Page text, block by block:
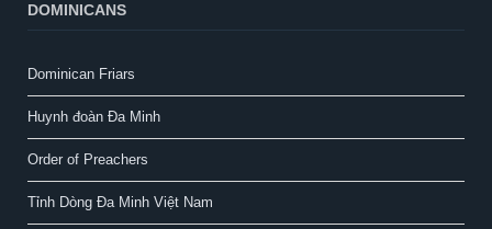
DOMINICANS
Dominican Friars
Huynh đoàn Đa Minh
Order of Preachers
Tỉnh Dòng Đa Minh Việt Nam